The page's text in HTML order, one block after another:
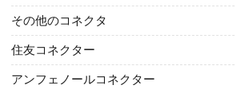
その他のコネクタ
住友コネクター
アンフェノールコネクター